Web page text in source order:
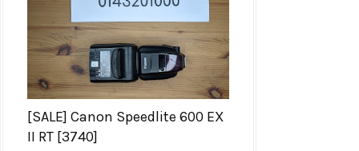
[SALE] Canon Speedlite 600 EX
II RT [3740]